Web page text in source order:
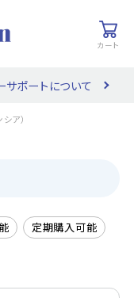
カート
サポートについて
ア）
定期購入可能